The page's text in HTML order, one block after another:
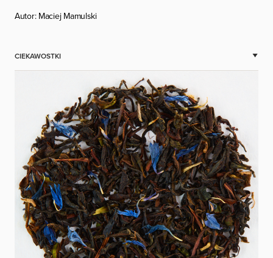
Autor: Maciej Mamulski
CIEKAWOSTKI
NITRO - NAJBARDZIEJ
ORZEŹWIAJĄCY TREND
TEGO LATA!
WEGAŃSKA BORÓWKOWA
TARTA Z EPIC GREYEM